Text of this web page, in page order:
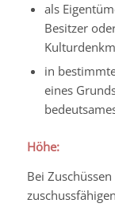
als
Besitzer
in
eines
Höhe:
Bei